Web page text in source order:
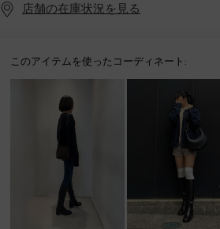
店舗の在庫状況を見る
このアイテムを使ったコーディネート: